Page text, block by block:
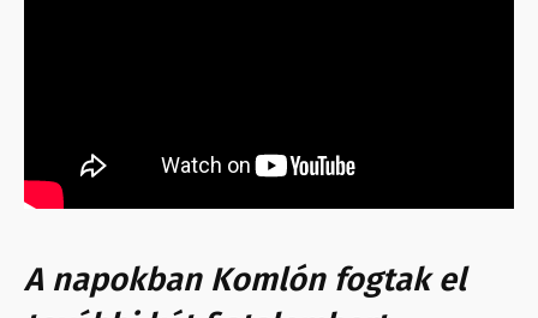
A napokban Komlón fogtak el